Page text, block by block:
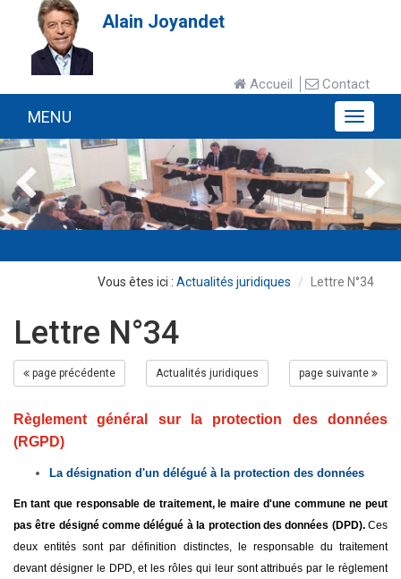
Alain Joyandet
Accueil Contact
MENU
MENU
Actualités juridiques Lettre N°34
Lettre N°34
page précédente Actualités juridiques page suivante
Règlement général sur la protection des données
(RGPD)
La désignation d'un délégué à la protection des données
En tant que responsable de traitement, le maire d'une commune ne peut
pas être désigné comme délégué à la protection des données (DPD). Ces
deux entités sont par définition distinctes, le responsable du traitement
devant désigner le DPD, et les rôles qui leur sont attribués par le règlement